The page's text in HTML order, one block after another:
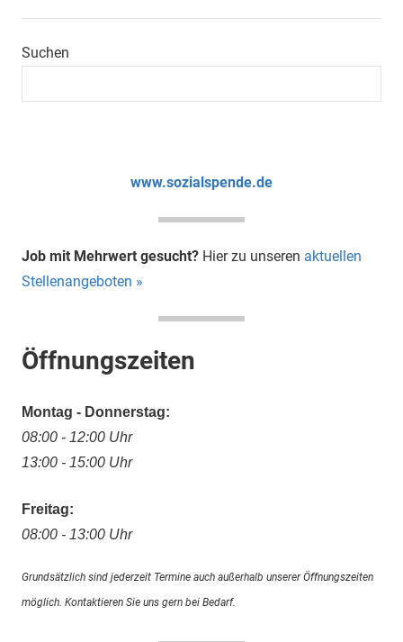
Suchen
www.sozialspende.de
Job mit Mehrwert gesucht? Hier zu unseren aktuellen
Stellenangeboten »
Öffnungszeiten
Montag - Donnerstag:
08:00 - 12:00 Uhr
13:00 - 15:00 Uhr
Freitag:
08:00 - 13:00 Uhr
Grundsätzlich sind jederzeit Termine auch außerhalb unserer Öffnungszeiten
möglich. Kontaktieren Sie uns gern bei Bedarf.